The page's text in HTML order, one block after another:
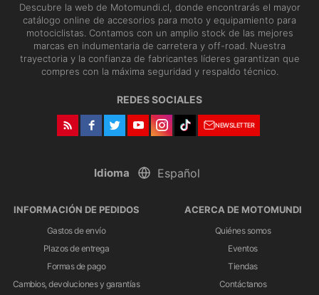
Descubre la web de Motomundi.cl, donde encontrarás el mayor
catálogo online de accesorios para moto y equipamiento para
motociclistas. Contamos con un amplio stock de las mejores
marcas en indumentaria de carretera y off-road. Nuestra
trayectoria y la confianza de fabricantes líderes garantizan que
compres con la máxima seguridad y respaldo técnico.
REDES SOCIALES
NEWSLETTER
Idioma
INFORMACIÓN DE PEDIDOS
Gastos de envío
Plazos de entrega
Formas de pago
Cambios, devoluciones y garantías
ACERCA DE MOTOMUNDI
Quiénes somos
Eventos
Tiendas
Contáctanos